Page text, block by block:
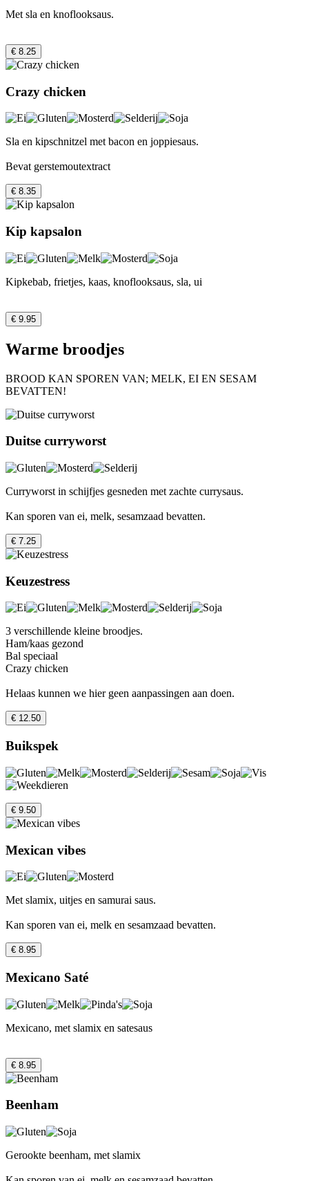
Met sla en knoflooksaus.
€ 8.25
Crazy chicken
Sla en kipschnitzel met bacon en joppiesaus.
Bevat gerstemoutextract
€ 8.35
Kip kapsalon
Kipkebab, frietjes, kaas, knoflooksaus, sla, ui
€ 9.95
Warme broodjes
BROOD KAN SPOREN VAN; MELK, EI EN SESAM
BEVATTEN!
Duitse curryworst
Curryworst in schijfjes gesneden met zachte currysaus.
Kan sporen van ei, melk, sesamzaad bevatten.
€ 7.25
Keuzestress
3 verschillende kleine broodjes.
Ham/kaas gezond
Bal speciaal
Crazy chicken
Helaas kunnen we hier geen aanpassingen aan doen.
€ 12.50
Buikspek
€ 9.50
Mexican vibes
Met slamix, uitjes en samurai saus.
Kan sporen van ei, melk en sesamzaad bevatten.
€ 8.95
Mexicano Saté
Mexicano, met slamix en satesaus
€ 8.95
Beenham
Gerookte beenham, met slamix